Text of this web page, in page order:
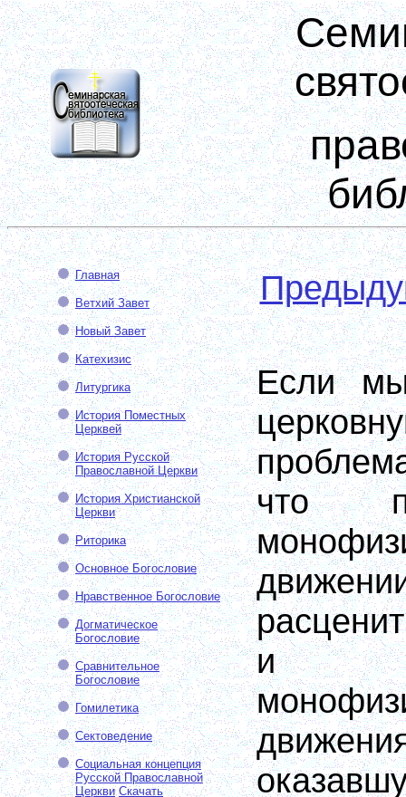
Главная
Ветхий Завет
Новый Завет
Катехизис
Литургика
История Поместных
Церквей
История Русской
Православной Церкви
История Христианской
Церкви
Риторика
Основное Богословие
Нравственное Богословие
Догматическое
Богословие
Сравнительное
Богословие
Гомилетика
Сектоведение
Социальная концепция
Русской Православной
Церкви Скачать
Если
что
и